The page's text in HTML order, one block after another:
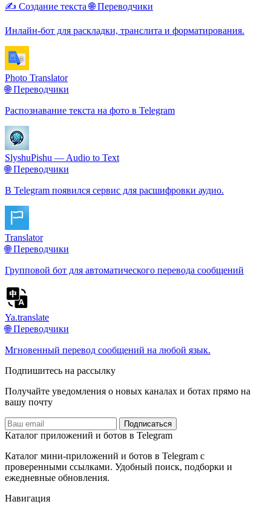
✍️ Создание текста🌐 Переводчики
Инлайн-бот для раскладки, транслита и форматирования.
Photo Translator
🌐 Переводчики
Распознавание текста на фото в Telegram
SlyshuPishu — Audio to Text
🌐 Переводчики
В Telegram появился сервис для расшифровки аудио.
Translator
🌐 Переводчики
Групповой бот для автоматического перевода сообщений
Ya.translate
🌐 Переводчики
Мгновенный перевод сообщений на любой язык.
Подпишитесь на рассылку
Получайте уведомления о новых каналах и ботаx прямо на
вашу почту
Подписаться
Каталог приложений и ботов в Telegram
Каталог мини-приложений и ботов в Telegram с
проверенными ссылками. Удобный поиск, подборки и
ежедневные обновления.
Навигация